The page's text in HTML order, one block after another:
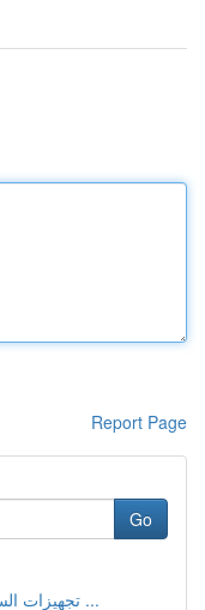
Report Page
Go
تجهيزات السلامة: مرشد تفصيلي لصون حياتك ...